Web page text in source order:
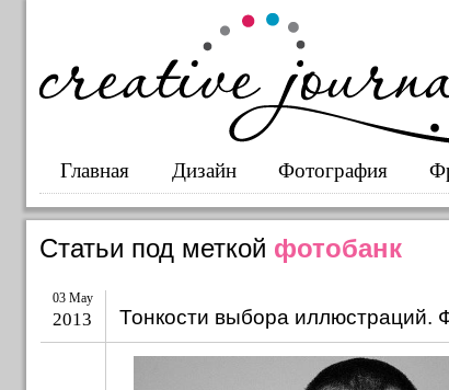
Главная Дизайн Фотография
Статьи под меткой фотобанк
03 May
2013 Тонкости выбора иллюстраций.